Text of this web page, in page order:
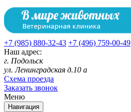
+7 (985) 880-32-43 +7 (496) 759-00-49
Наш адрес:
г. Подольск
ул. Ленинградская д.10 а
Схема проезда
Заказать звонок
Меню
Навигация